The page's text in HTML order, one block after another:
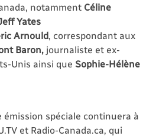
notamment Céline
Yates
Arnould , correspondant aux
Baron, journaliste et ex-
Unis ainsi que Sophie-Hélène
spéciale continuera à
et Radio-Canada.ca, qui